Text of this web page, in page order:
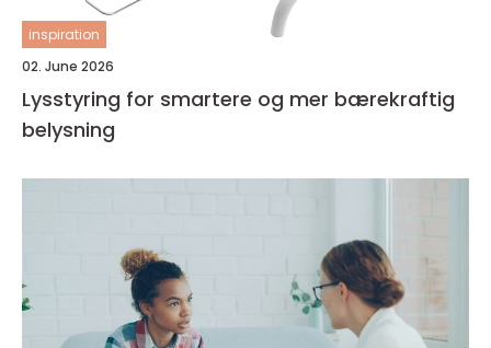
inspiration
02. June 2026
Lysstyring for smartere og mer bærekraftig
belysning